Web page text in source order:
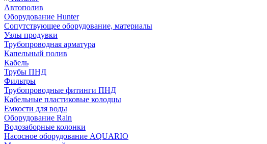
Автополив
Оборудование Hunter
Сопутствующее оборудование, материалы
Узлы продувки
Трубопроводная арматура
Капельный полив
Кабель
Трубы ПНД
Фильтры
Трубопроводные фитинги ПНД
Кабельные пластиковые колодцы
Емкости для воды
Оборудование Rain
Водозаборные колонки
Насосное оборудование AQUARIO